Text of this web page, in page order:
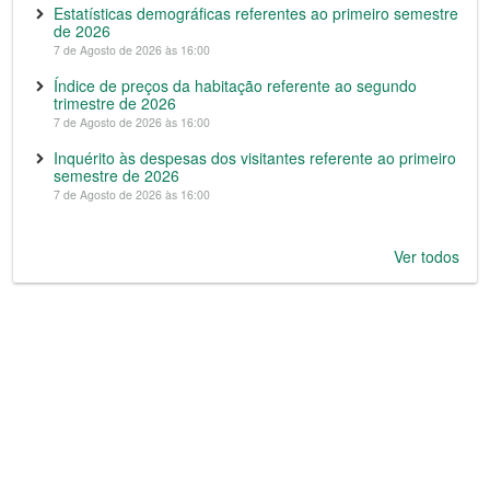
Estatísticas demográficas referentes ao primeiro semestre
de 2026
7 de Agosto de 2026 às 16:00
Índice de preços da habitação referente ao segundo
trimestre de 2026
7 de Agosto de 2026 às 16:00
Inquérito às despesas dos visitantes referente ao primeiro
semestre de 2026
7 de Agosto de 2026 às 16:00
Ver todos